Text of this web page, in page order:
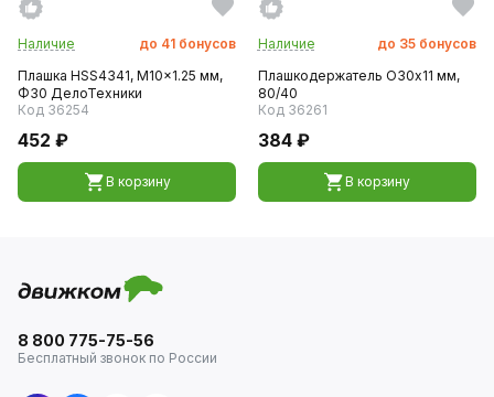
Наличие до 41 бонусов
Плашка HSS4341, M10x1.25 мм,
Ф30 ДелоТехники
Код 36254
452 ₽
В корзину
Наличие до 35 бонусов
Плашкодержатель O30х11 мм,
80/40
Код 36261
384 ₽
В корзину
8 800 775-75-56
Бесплатный звонок по России